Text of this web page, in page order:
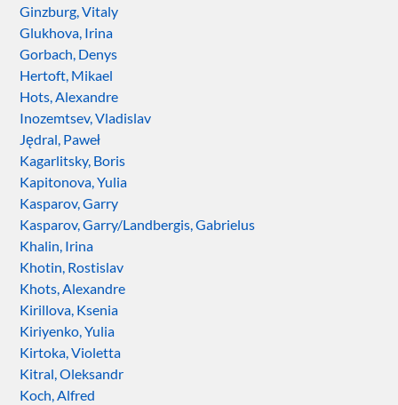
Ginzburg, Vitaly
Glukhova, Irina
Gorbach, Denys
Hertoft, Mikael
Hots, Alexandre
Inozemtsev, Vladislav
Jędral, Paweł
Kagarlitsky, Boris
Kapitonova, Yulia
Kasparov, Garry
Kasparov, Garry/Landbergis, Gabrielus
Khalin, Irina
Khotin, Rostislav
Khots, Alexandre
Kirillova, Ksenia
Kiriyenko, Yulia
Kirtoka, Violetta
Kitral, Oleksandr
Koch, Alfred